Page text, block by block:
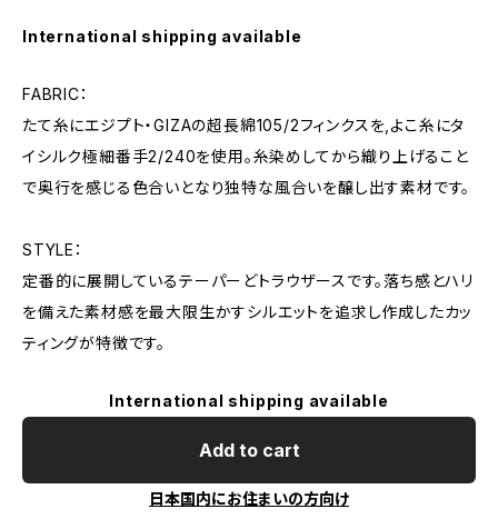
International shipping available
FABRIC：
たて糸にエジプト・GIZAの超長綿105/2フィンクスを,よこ糸にタ
イシルク極細番手2/240を使用。糸染めしてから織り上げること
で奥行を感じる色合いとなり独特な風合いを醸し出す素材です。
STYLE：
定番的に展開しているテーパーどトラウザースです。落ち感とハリ
を備えた素材感を最大限生かすシルエットを追求し作成したカッ
ティングが特徴です。
International shipping available
Add to cart
日本国内にお住まいの方向け